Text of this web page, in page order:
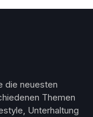
die neuesten
Themen
Unterhaltung